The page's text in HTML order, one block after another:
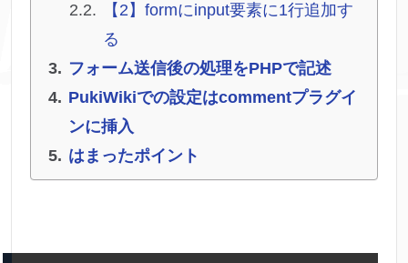
【2】formにinput要素に1行追加す
る
フォーム送信後の処理をPHPで記述
PukiWikiでの設定はcommentプラグイ
ンに挿入
はまったポイント